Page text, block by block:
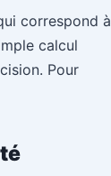
correspond à
calcul
Pour